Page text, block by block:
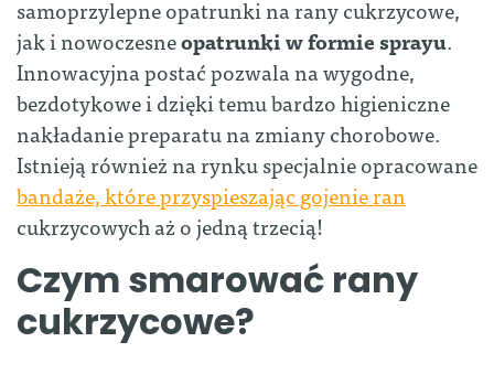
samoprzylepne opatrunki na rany cukrzycowe,
jak i nowoczesneopatrunki w formie sprayu.
Innowacyjna postać pozwala na wygodne,
bezdotykowe i dzięki temu bardzo higieniczne
nakładanie preparatu na zmiany chorobowe.
Istnieją również na rynku specjalnie opracowane
bandaże, które przyspieszając gojenie ran
cukrzycowych aż o jedną trzecią!
Czym smarować rany
cukrzycowe?